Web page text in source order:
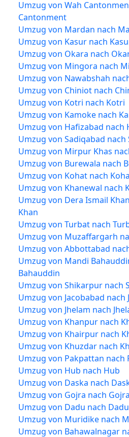
Umzug von Wah
Cantonment
Umzug von Mardan nach
Umzug von Kasur nach
Umzug von Okara nach
Umzug von Mingora nach
Umzug von Nawabshah
Umzug von Chiniot nach
Umzug von Kotri nach Kotri
Umzug von Kamoke nach
Umzug von Hafizabad nach
Umzug von Sadiqabad nach
Umzug von Mirpur Khas
Umzug von Burewala nach
Umzug von Kohat nach
Umzug von Khanewal nach
Umzug von Dera Ismail
Khan
Umzug von Turbat nach
Umzug von Muzaffargarh
Umzug von Abbottabad
Umzug von Mandi
Bahauddin
Umzug von Shikarpur nach
Umzug von Jacobabad nach
Umzug von Jhelam nach
Umzug von Khanpur nach
Umzug von Khairpur nach
Umzug von Khuzdar nach
Umzug von Pakpattan nach
Umzug von Hub nach Hub
Umzug von Daska nach
Umzug von Gojra nach Gojra
Umzug von Dadu nach Dadu
Umzug von Muridike nach
Umzug von Bahawalnagar